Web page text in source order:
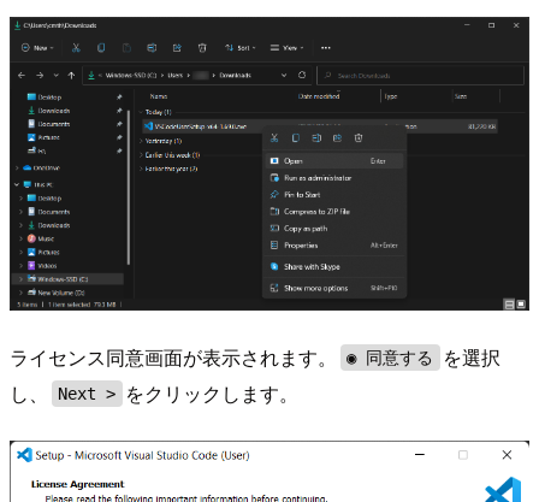
ライセンス同意画面が表示されます。 ◉ 同意する
を選択
し、
Next > をクリックします。